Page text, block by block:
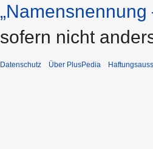
sofern nicht
Datenschutz Über PlusPedia